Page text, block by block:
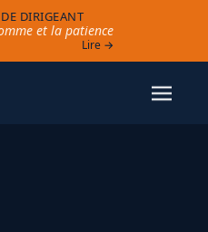
DIRIGEANT
et la patience
Lire →